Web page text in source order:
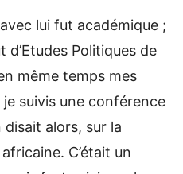
lui fut académique ;
d’Etudes Politiques de
même temps mes
suivis une conférence
alors, sur la
C’était un